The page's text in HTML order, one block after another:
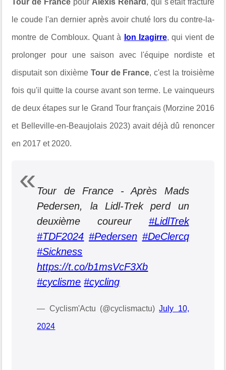
Tour de France pour Alexis Renard , qui s'était fracturé
le coude l'an dernier après avoir chuté lors du contre-la-
montre de Combloux. Quant à Ion Izagirre, qui vient de
prolonger pour une saison avec l'équipe nordiste et
disputait son dixième Tour de France, c'est la troisième
fois qu'il quitte la course avant son terme. Le vainqueurs
de deux étapes sur le Grand Tour français (Morzine 2016
et Belleville-en-Beaujolais 2023) avait déjà dû renoncer
en 2017 et 2020.
Tour de France - Après Mads
Pedersen, la Lidl-Trek perd un
deuxième coureur #LidlTrek
#TDF2024 #Pedersen #DeClercq
#Sickness
https://t.co/b1msVcF3Xb
#cyclisme #cycling
— Cyclism'Actu (@cyclismactu)July 10,
2024